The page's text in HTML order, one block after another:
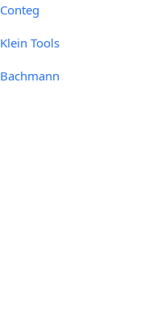
Conteg
Klein Tools
Bachmann